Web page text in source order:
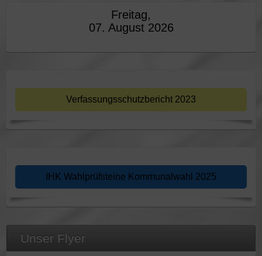
Freitag,
07. August 2026
Verfassungsschutzbericht 2023
IHK Wahlprüfsteine Kommunalwahl 2025
Unser Flyer